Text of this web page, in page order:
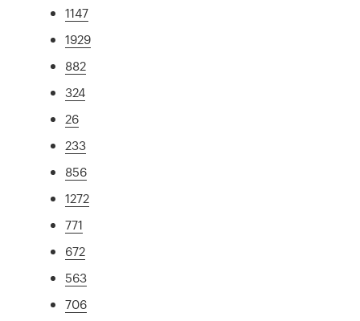
1147
1929
882
324
26
233
856
1272
771
672
563
706